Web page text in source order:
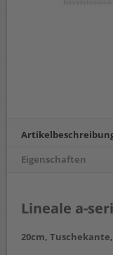
Eigenschaften
Lineale a-
20cm,